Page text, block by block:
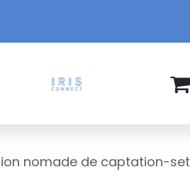
nomade de captation-set